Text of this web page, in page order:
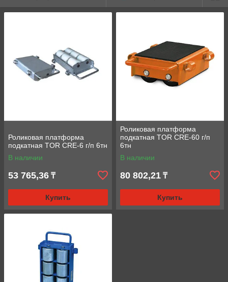
Роликовая платформа
подкатная TOR CRE-6 г/п 6тн
В наличии
53 765,36 ₸
Купить
Роликовая платформа
подкатная TOR CRE-60 г/п
6тн
В наличии
80 802,21 ₸
Купить